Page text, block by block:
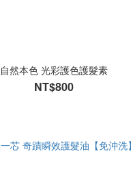
自然本色 光彩護色護髮素
NT$800